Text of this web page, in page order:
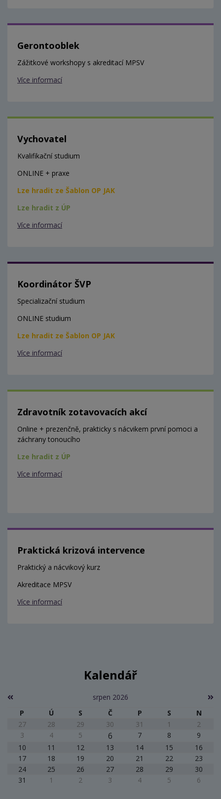
Gerontooblek
Zážitkové workshopy s akreditací MPSV
Více informací
Vychovatel
Kvalifikační studium
ONLINE + praxe
Lze hradit ze Šablon OP JAK
Lze hradit z ÚP
Více informací
Koordinátor ŠVP
Specializační studium
ONLINE studium
Lze hradit ze Šablon OP JAK
Více informací
Zdravotník zotavovacích akcí
Online + prezenčně, prakticky s nácvikem první pomoci a
záchrany tonoucího
Lze hradit z ÚP
Více informací
Praktická krizová intervence
Praktický a nácvikový kurz
Akreditace MPSV
Více informací
Kalendář
srpen 2026
P
Ú S Č P S
N
27
28 29 30 31 1
2
3
4 5 6 7 8
9
10
11 12 13 14 15
16
17
18 19 20 21 22
23
24
25 26 27 28 29
30
31
1 2 3 4 5 6